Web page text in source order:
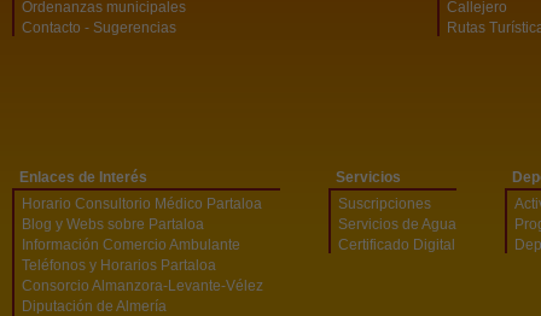
Ordenanzas municipales
Contacto - Sugerencias
Callejero
Rutas
Enlaces de Interés
Horario Consultorio Médico Partaloa
Blog y Webs sobre Partaloa
Información Comercio Ambulante
Teléfonos y Horarios Partaloa
Consorcio Almanzora-Levante-Vélez
Diputación de Almería
Servicios
Suscripciones
Servicios de Agua
Certificado Digital